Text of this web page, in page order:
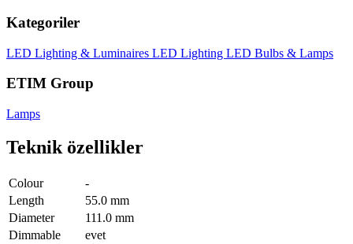
Kategoriler
LED Lighting & Luminaires LED Lighting LED Bulbs & Lamps
ETIM Group
Lamps
Teknik özellikler
Colour
-
Length
55.0 mm
Diameter
111.0 mm
Dimmable
evet